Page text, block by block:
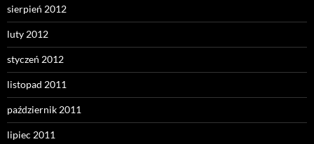
sierpień 2012
luty 2012
styczeń 2012
listopad 2011
październik 2011
lipiec 2011